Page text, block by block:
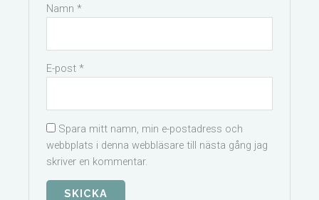
Namn*
E-post*
Spara mitt namn, min e-postadress och
webbplats i denna webbläsare till nästa gång jag
skriver en kommentar.